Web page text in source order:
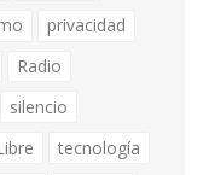
privacidad
Radio
silencio
tecnología